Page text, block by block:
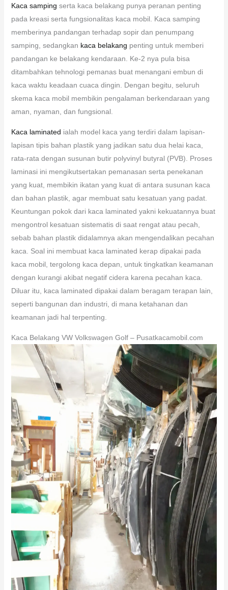
Kaca samping serta kaca belakang punya peranan penting
pada kreasi serta fungsionalitas kaca mobil. Kaca samping
memberinya pandangan terhadap sopir dan penumpang
samping, sedangkan kaca belakang penting untuk memberi
pandangan ke belakang kendaraan. Ke-2 nya pula bisa
ditambahkan tehnologi pemanas buat menangani embun di
kaca waktu keadaan cuaca dingin. Dengan begitu, seluruh
skema kaca mobil membikin pengalaman berkendaraan yang
aman, nyaman, dan fungsional.
Kaca laminated ialah model kaca yang terdiri dalam lapisan-
lapisan tipis bahan plastik yang jadikan satu dua helai kaca,
rata-rata dengan susunan butir polyvinyl butyral (PVB). Proses
laminasi ini mengikutsertakan pemanasan serta penekanan
yang kuat, membikin ikatan yang kuat di antara susunan kaca
dan bahan plastik, agar membuat satu kesatuan yang padat.
Keuntungan pokok dari kaca laminated yakni kekuatannya buat
mengontrol kesatuan sistematis di saat rengat atau pecah,
sebab bahan plastik didalamnya akan mengendalikan pecahan
kaca. Soal ini membuat kaca laminated kerap dipakai pada
kaca mobil, tergolong kaca depan, untuk tingkatkan keamanan
dengan kurangi akibat negatif cidera karena pecahan kaca.
Diluar itu, kaca laminated dipakai dalam beragam terapan lain,
seperti bangunan dan industri, di mana ketahanan dan
keamanan jadi hal terpenting.
Kaca Belakang VW Volkswagen Golf – Pusatkacamobil.com